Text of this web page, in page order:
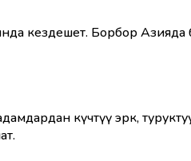
кездешет. Борбор Азияда
күчтүү эрк,